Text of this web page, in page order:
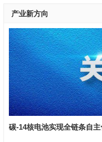
产业新方向
碳-14核电池实现全链条自